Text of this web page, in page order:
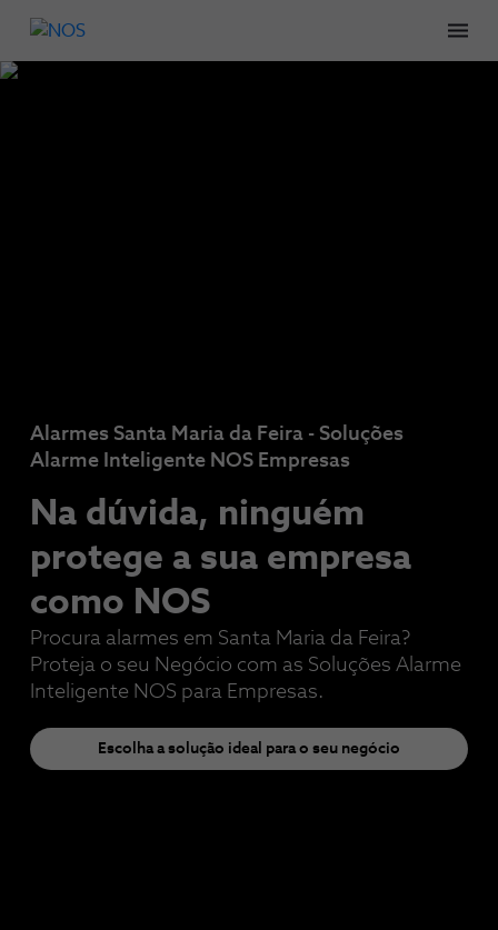
Alarmes Santa Maria da Feira - Soluções
Alarme Inteligente NOS Empresas
Na dúvida, ninguém
protege a sua empresa​
como NOS
Procura alarmes em Santa Maria da Feira?
Proteja o seu Negócio com as Soluções Alarme
Inteligente NOS para Empresas.
Escolha a solução ideal para o seu negócio